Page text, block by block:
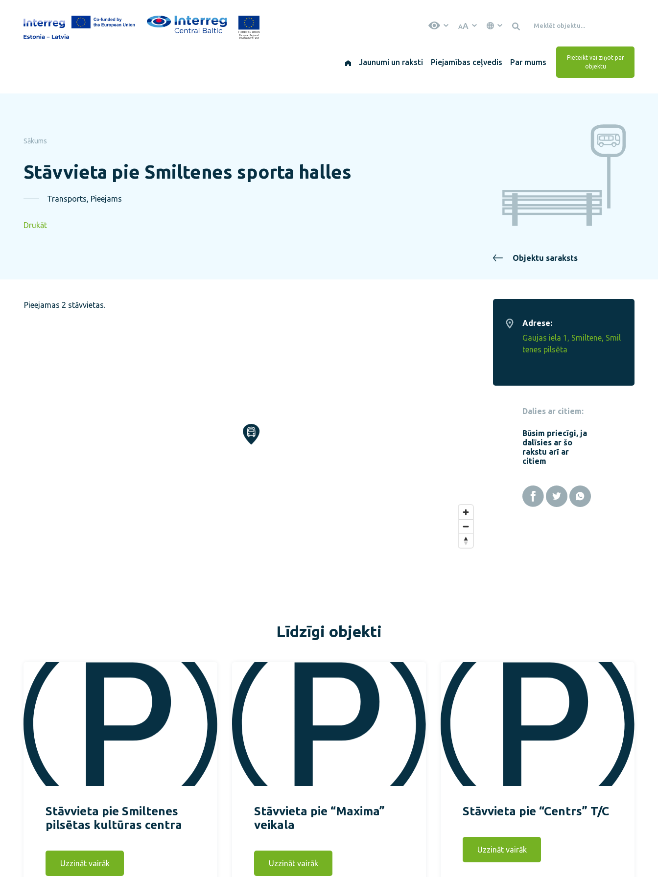
AA
Jaunumi un raksti Piejamības ceļvedis Par mums
Pieteikt vai ziņot par
objektu
Sākums
Stāvvieta pie Smiltenes sporta halles
Transports, Pieejams
Drukāt
Objektu saraksts
Pieejamas 2 stāvvietas.
Adrese:
Gaujas iela 1, Smiltene, Smil
tenes pilsēta
Dalies ar citiem:
Būsim priecīgi, ja
dalīsies ar šo
rakstu arī ar
citiem
Līdzīgi objekti
Stāvvieta pie Smiltenes
pilsētas kultūras centra
Uzzināt vairāk
Stāvvieta pie “Maxima”
veikala
Uzzināt vairāk
Stāvvieta pie “Centrs” T/C
Uzzināt vairāk